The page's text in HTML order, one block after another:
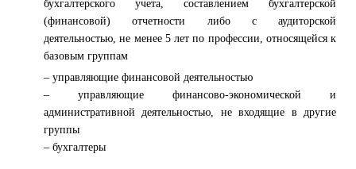
бухгалтерского учета, составлением бухгалтерской
(финансовой) отчетности либо с аудиторской
деятельностью, не менее 5 лет по профессии, относящейся к
базовым группам
– управляющие финансовой деятельностью
– управляющие финансово-экономической и
административной деятельностью, не входящие в другие
группы
– бухгалтеры